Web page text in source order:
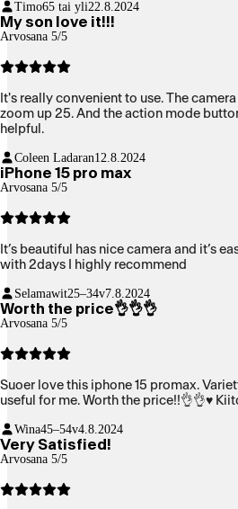
Timo65 tai yli22.8.2024
My son love it!!!
Arvosana 5/5
It's really convenient to use. The
zoom up 25. And the action mode
helpful.
Coleen Ladaran12.8.2024
iPhone 15 pro max
Arvosana 5/5
It’s beautiful has nice camera and it’s
with 2days I highly recommend
Selamawit25–34v7.8.2024
Worth the price👌👌👌
Arvosana 5/5
Suoer love this iphone 15 promax.
useful for me. Worth the price!!👌👌♥️
Wina45–54v4.8.2024
Very Satisfied!
Arvosana 5/5